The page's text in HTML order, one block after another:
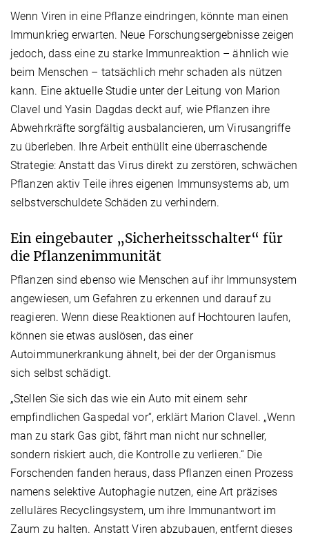
Wenn Viren in eine Pflanze eindringen, könnte man einen
Immunkrieg erwarten. Neue Forschungsergebnisse zeigen
jedoch, dass eine zu starke Immunreaktion – ähnlich wie
beim Menschen – tatsächlich mehr schaden als nützen
kann. Eine aktuelle Studie unter der Leitung von Marion
Clavel und Yasin Dagdas deckt auf, wie Pflanzen ihre
Abwehrkräfte sorgfältig ausbalancieren, um Virusangriffe
zu überleben. Ihre Arbeit enthüllt eine überraschende
Strategie: Anstatt das Virus direkt zu zerstören, schwächen
Pflanzen aktiv Teile ihres eigenen Immunsystems ab, um
selbstverschuldete Schäden zu verhindern.
Ein eingebauter „Sicherheitsschalter“ für
die Pflanzenimmunität
Pflanzen sind ebenso wie Menschen auf ihr Immunsystem
angewiesen, um Gefahren zu erkennen und darauf zu
reagieren. Wenn diese Reaktionen auf Hochtouren laufen,
können sie etwas auslösen, das einer
Autoimmunerkrankung ähnelt, bei der der Organismus
sich selbst schädigt.
„Stellen Sie sich das wie ein Auto mit einem sehr
empfindlichen Gaspedal vor“, erklärt Marion Clavel. „Wenn
man zu stark Gas gibt, fährt man nicht nur schneller,
sondern riskiert auch, die Kontrolle zu verlieren.“ Die
Forschenden fanden heraus, dass Pflanzen einen Prozess
namens selektive Autophagie nutzen, eine Art präzises
zelluläres Recyclingsystem, um ihre Immunantwort im
Zaum zu halten. Anstatt Viren abzubauen, entfernt dieses